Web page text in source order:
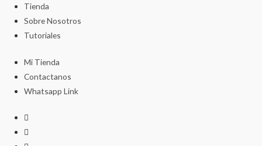
Tienda
Sobre Nosotros
Tutoriales
Mi Tienda
Contactanos
Whatsapp Link